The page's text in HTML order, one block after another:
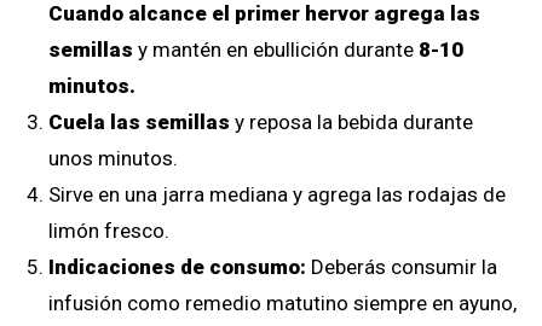
Cuando alcance el primer hervor agrega las
semillas y mantén en ebullición durante 8-10
minutos.
Cuela las semillas y reposa la bebida durante
unos minutos.
Sirve en una jarra mediana y agrega las rodajas de
limón fresco.
Indicaciones de consumo: Deberás consumir la
infusión como remedio matutino siempre en ayuno,